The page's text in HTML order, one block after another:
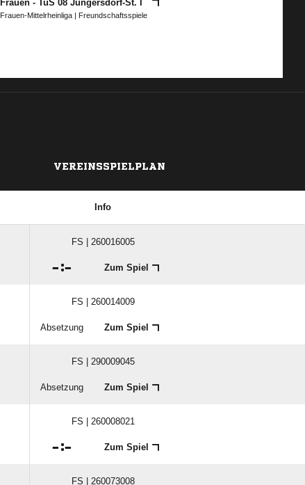
Frauen - TuS 08 Jüngersdorf-St. I
Frauen-Mittelrheinliga | Freundschaftsspiele
VEREINSSPIELPLAN
Info
FS | 260016005
: Zum Spiel
FS | 260014009
Absetzung Zum Spiel
FS | 290009045
Absetzung Zum Spiel
FS | 260008021
: Zum Spiel
FS | 260073008